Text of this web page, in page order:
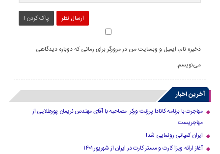
ارسال نظر پاک کردن !
ذخیره نام، ایمیل و وبسایت من در مرورگر برای زمانی که دوباره دیدگاهی
می‌نویسم.
آخرین اخبار
مهاجرت با برنامه کانادا پرزنت ورکر: مصاحبه با آقای مهندس نریمان پورطلایی از
مهاجریست
ایران کمپانی رونمایی شد!
آغاز ارائه ویزا کارت و مستر کارت در ایران از شهریور ۱۴۰۱